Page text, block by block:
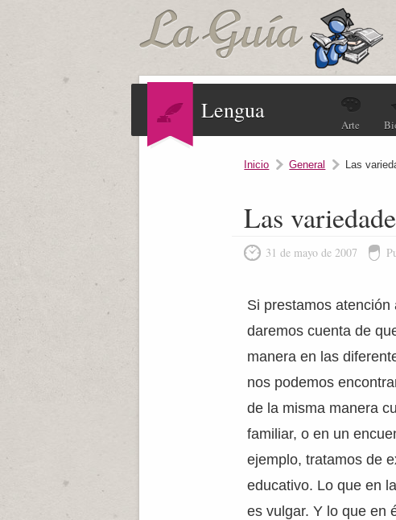
Lengua
Arte
Inicio General Las
Las
31 de mayo de 2007
Si prestamos
daremos cuenta de
manera en las
nos podemos
de la misma manera
familiar, o en un
ejemplo, tratamos de
educativo. Lo que en
es vulgar. Y lo que en